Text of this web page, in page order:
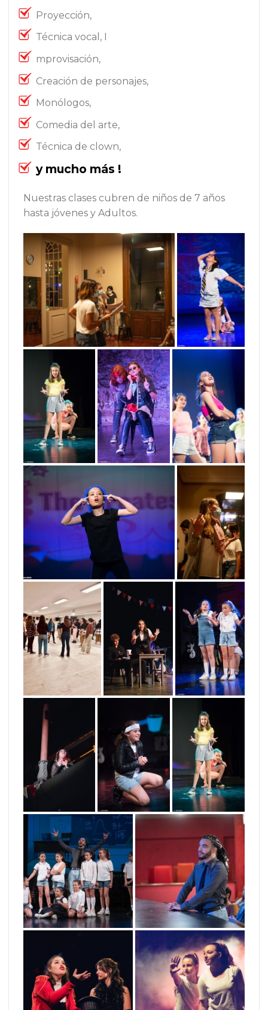
Proyección,
Técnica vocal, I
mprovisación,
Creación de personajes,
Monólogos,
Comedia del arte,
Técnica de clown,
y mucho más !
Nuestras clases cubren de niños de 7 años
hasta jóvenes y Adultos.